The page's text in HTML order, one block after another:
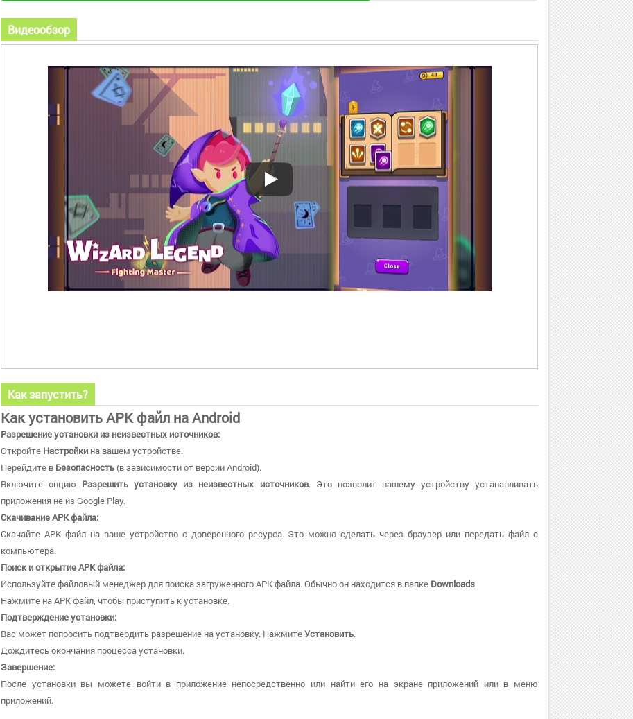
Видеообзор
Как запустить?
Как установить APK файл на Android
Разрешение установки из неизвестных источников:
Откройте Настройки на вашем устройстве.
Перейдите в Безопасность (в зависимости от версии Android).
Включите опцию Разрешить установку из неизвестных источников. Это позволит вашему устройству устанавливать
приложения не из Google Play.
Скачивание APK файла:
Скачайте APK файл на ваше устройство с доверенного ресурса. Это можно сделать через браузер или передать файл с
компьютера.
Поиск и открытие APK файла:
Используйте файловый менеджер для поиска загруженного APK файла. Обычно он находится в папке Downloads.
Нажмите на APK файл, чтобы приступить к установке.
Подтверждение установки:
Вас может попросить подтвердить разрешение на установку. НажмитеУстановить.
Дождитесь окончания процесса установки.
Завершение:
После установки вы можете войти в приложение непосредственно или найти его на экране приложений или в меню
приложений.